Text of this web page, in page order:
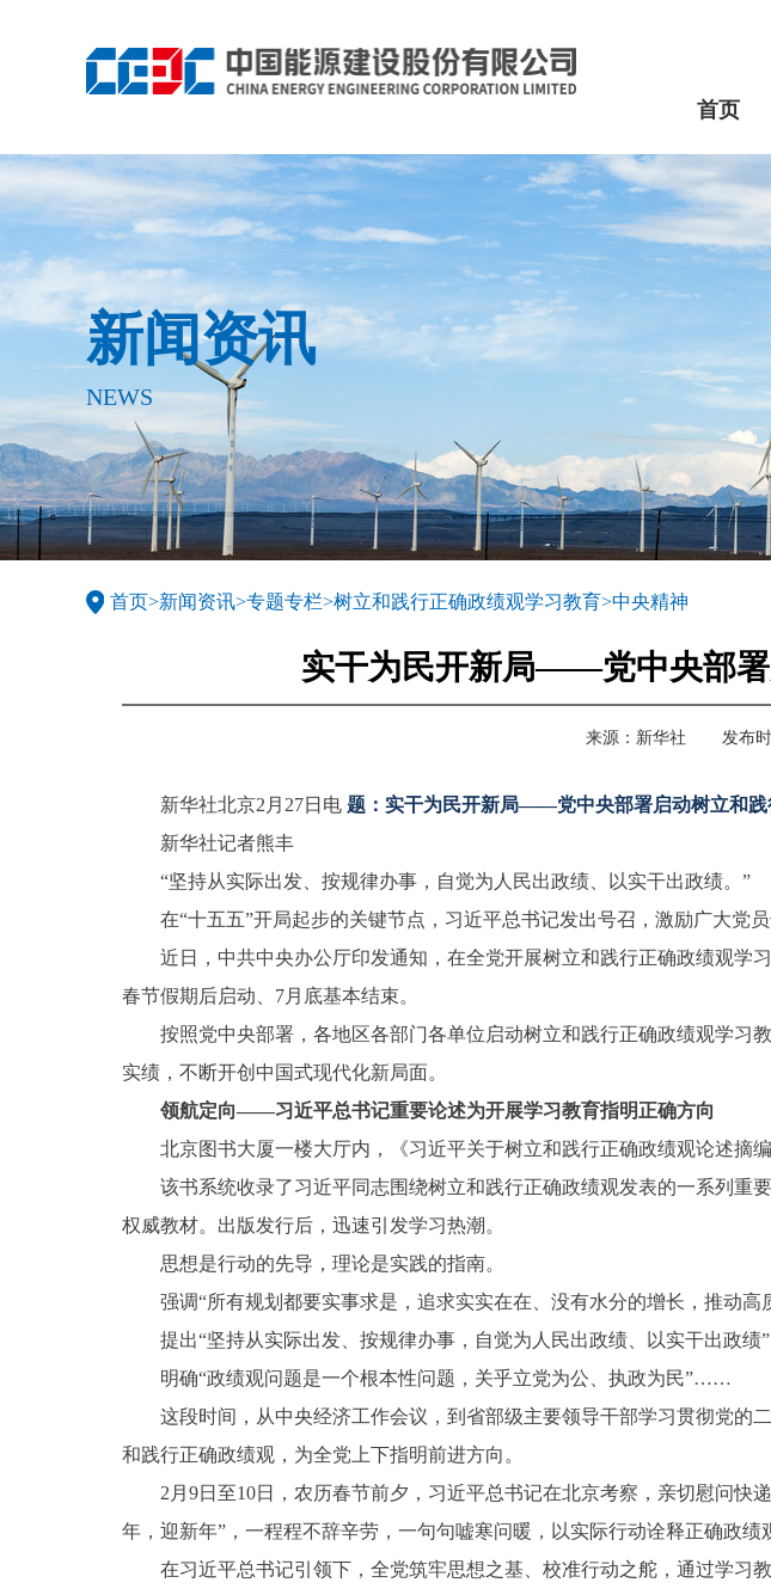
首页
新闻资讯
NEWS
首页>新闻资讯>专题专栏>树立和践行正确政绩观学习教育>中央精神
实干为民开新局——党中央部
来源： 新华社 发布
新华社北京2月27日电 题：实干为民开新局——党中央部署启动树立和践
新华社记者熊丰
“坚持从实际出发、按规律办事，自觉为人民出政绩、以实干出政绩。”
在“十五五”开局起步的关键节点，习近平总书记发出号召，激励广大党
近日，中共中央办公厅印发通知，在全党开展树立和践行正确政绩观学
春节假期后启动、7月底基本结束。
按照党中央部署，各地区各部门各单位启动树立和践行正确政绩观学习
实绩，不断开创中国式现代化新局面。
领航定向——习近平总书记重要论述为开展学习教育指明正确方向
北京图书大厦一楼大厅内，《习近平关于树立和践行正确政绩观论述摘
该书系统收录了习近平同志围绕树立和践行正确政绩观发表的一系列重
权威教材。出版发行后，迅速引发学习热潮。
思想是行动的先导，理论是实践的指南。
强调“所有规划都要实事求是，追求实实在在、没有水分的增长，推动高
提出“坚持从实际出发、按规律办事，自觉为人民出政绩、以实干出政绩”
明确“政绩观问题是一个根本性问题，关乎立党为公、执政为民”……
这段时间，从中央经济工作会议，到省部级主要领导干部学习贯彻党的
和践行正确政绩观，为全党上下指明前进方向。
2月9日至10日，农历春节前夕，习近平总书记在北京考察，亲切慰问
年，迎新年”，一程程不辞辛劳，一句句嘘寒问暖，以实际行动诠释正确政绩
在习近平总书记引领下，全党筑牢思想之基、校准行动之舵，通过学习